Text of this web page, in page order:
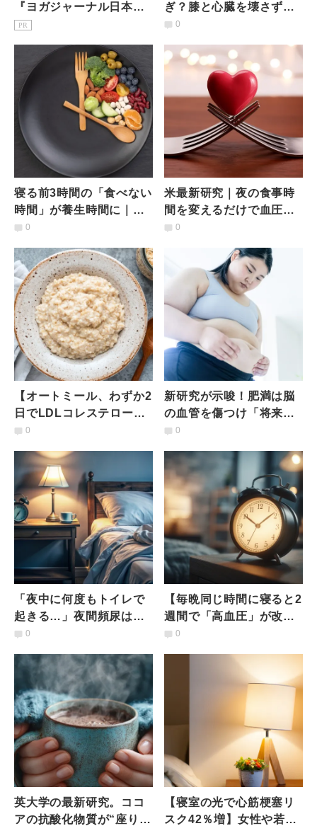
『ヨガジャーナル日本
版』予約購読のご案内
PR
ぎ？膝と心臓を壊さず健
康寿命を延ばす「黄金の
0
寝る前3時間の「食べない
時間」が養生時間に｜就
寝前の食事を控えること
血糖指標に良い変化が？
0
米最新研究｜夜の食事時
間を変えるだけで血圧が
低下、心拍も安定！【就
0
【オートミール、わずか2
日でLDLコレステロール
が低下】研究でみえた食
0
新研究が示唆！肥満は脳
の血管を傷つけ「将来の
認知症リスク」を高める
は？
0
「夜中に何度もトイレで
起きる…」夜間頻尿は泌
尿器だけが原因じゃな
な原因｜医師が解説
0
【毎晩同じ時間に寝ると2
週間で「高血圧」が改
善】研究結果が示唆
0
英大学の最新研究。ココ
アの抗酸化物質が“座りす
【寝室の光で心筋梗塞リ
スク42％増】女性や若年